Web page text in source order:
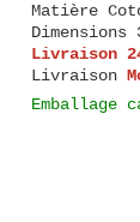
Matière
Dimensions
Livraison
Livraison
Emballage